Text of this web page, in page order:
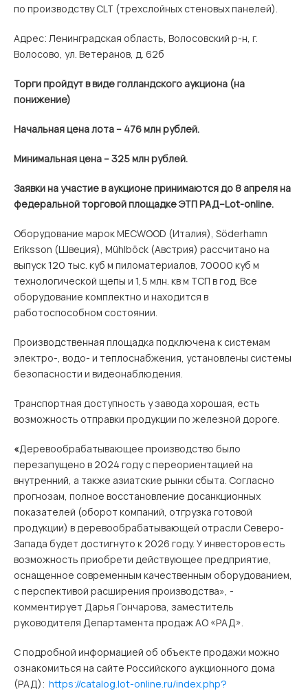
по производству CLT (трехслойных стеновых панелей).
Адрес: Ленинградская область, Волосовский р-н, г.
Волосово, ул. Ветеранов, д. 62б
Торги пройдут в виде голландского аукциона (на
понижение)
Начальная цена лота – 476 млн рублей.
Минимальная цена – 325 млн рублей.
Заявки на участие в аукционе принимаются до 8 апреля на
федеральной торговой площадке ЭТП РАД–Lot-online.
Оборудование марок MECWOOD (Италия), Söderhamn
Eriksson (Швеция), Mühlböck (Австрия) рассчитано на
выпуск 120 тыс. куб м пиломатериалов, 70000 куб м
технологической щепы и 1,5 млн. кв м ТСП в год. Все
оборудование комплектно и находится в
работоспособном состоянии.
Производственная площадка подключена к системам
электро-, водо- и теплоснабжения, установлены системы
безопасности и видеонаблюдения.
Транспортная доступность у завода хорошая, есть
возможность отправки продукции по железной дороге.
«Деревообрабатывающее производство было
перезапущено в 2024 году с переориентацией на
внутренний, а также азиатские рынки сбыта. Согласно
прогнозам, полное восстановление досанкционных
показателей (оборот компаний, отгрузка готовой
продукции) в деревообрабатывающей отрасли Северо-
Запада будет достигнуто к 2026 году. У инвесторов есть
возможность приобрети действующее предприятие,
оснащенное современным качественным оборудованием,
с перспективой расширения производства», -
комментирует Дарья Гончарова, заместитель
руководителя Департамента продаж АО «РАД».
С подробной информацией об объекте продажи можно
ознакомиться на сайте Российского аукционного дома
(РАД): https://catalog.lot-online.ru/index.php?